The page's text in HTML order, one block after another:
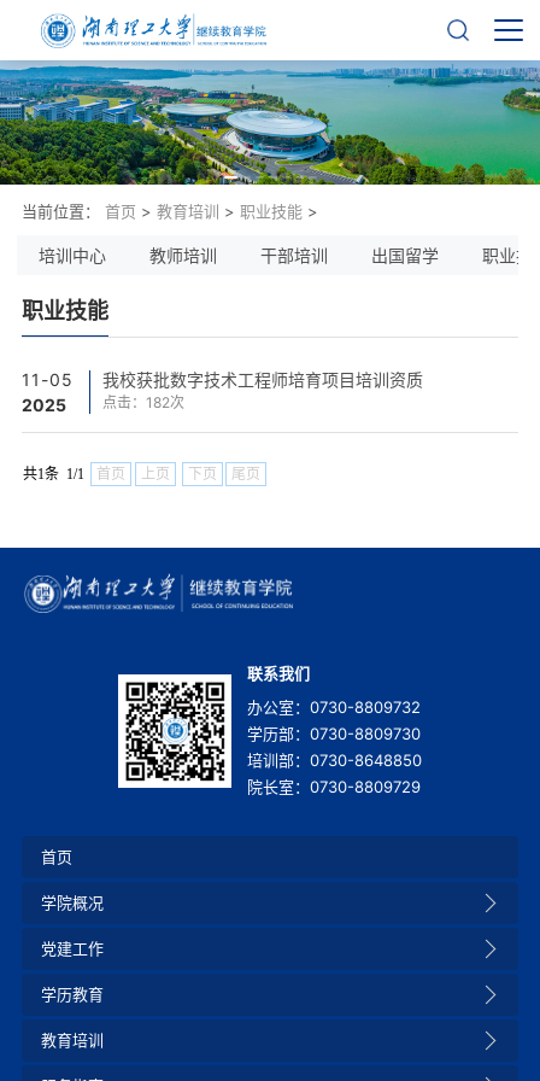
培训中心 教师培训 干部培训 出国留学 职业技
当前位置： 首页 > 教育培训 > 职业技能 >
职业技能
11-05
2025
我校获批数字技术工程师培育项目培训资质
点击： 182次
共1条 1/1 首页 上页 下页 尾页
联系我们
办公室：0730-8809732
学历部：0730-8809730
培训部：0730-8648850
院长室：0730-8809729
首页
学院概况
党建工作
学历教育
教育培训